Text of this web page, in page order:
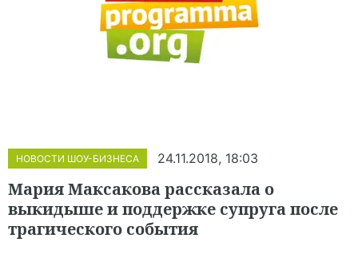
НОВОСТИ ШОУ-БИЗНЕСА 24.11.2018, 18:03
Мария Максакова рассказала о
выкидыше и поддержке супруга после
трагического события